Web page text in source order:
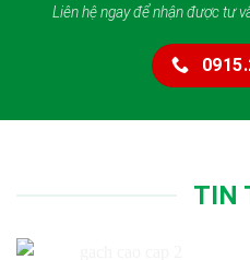
Liên hệ ngay để nhận được tư
TIN